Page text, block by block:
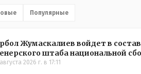
Популярные
Жумаскалиев войдет в состав
штаба национальной
по футболу
2026 г. в 17:11